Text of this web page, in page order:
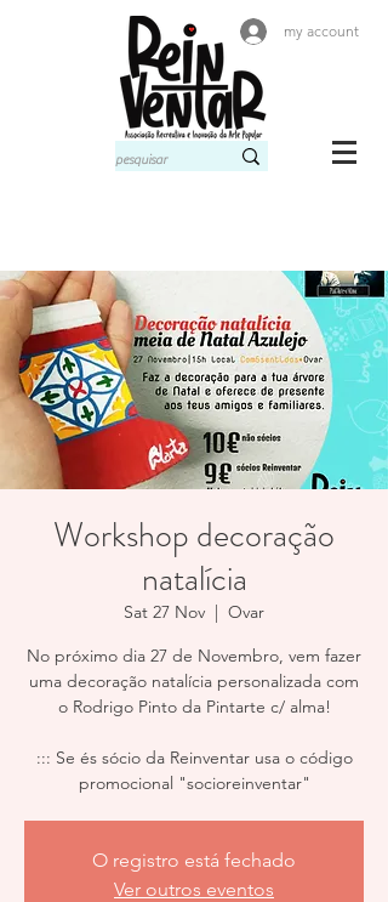
my account
Workshop decoração
natalícia
Sat 27 Nov
  |
Ovar
No próximo dia 27 de Novembro, vem fazer
uma decoração natalícia personalizada com
o Rodrigo Pinto da Pintarte c/ alma!
::: Se és sócio da Reinventar usa o código
promocional "socioreinventar"
O registro está fechado
Ver outros eventos